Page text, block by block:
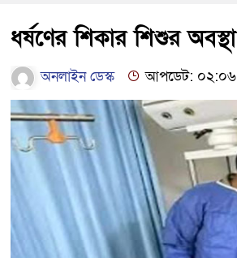
ধর্ষণের শিকার শিশুর
অনলাইন ডেস্ক আপডেট: